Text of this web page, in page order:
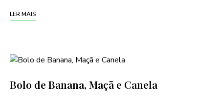
LER MAIS
Bolo de Banana, Maçã e Canela